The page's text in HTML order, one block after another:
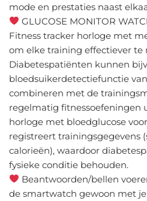
mode en prestaties naast
GLUCOSE MONITOR
Fitness tracker horloge met
om elke training effectiever te
Diabetespatiënten kunnen
bloedsuikerdetectiefunctie
combineren met de
regelmatig fitnessoefeningen
horloge met bloedglucose
registreert trainingsgegevens
calorieën), waardoor
fysieke conditie behouden.
Beantwoorden/bellen
de smartwatch gewoon met